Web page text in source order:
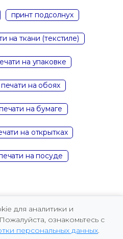
принт подсолнух
на ткани (текстиле)
на упаковке
на обоях
на бумаге
на открытках
на посуде
для аналитики и
ознакомьтесь с
персональных данных.